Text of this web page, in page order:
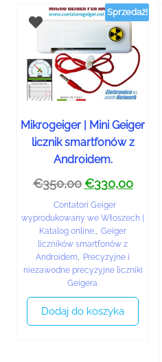
Sprzedaż!
Mikrogeiger | Mini Geiger
licznik smartfonów z
Androidem.
€350,00 €330,00
Contatori Geiger
wyprodukowany we Włoszech |
Katalog online., Geiger
liczników smartfonów z
Androidem, Precyzyjne i
niezawodne precyzyjne liczniki
Geigera.
Dodaj do koszyka